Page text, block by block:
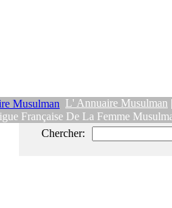
L' Annuaire Musulman
Française De La Femme
Chercher: